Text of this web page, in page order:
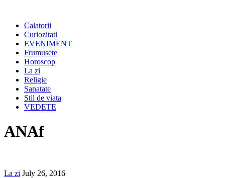
Calatorii
Curiozitati
EVENIMENT
Frumusete
Horoscop
La zi
Religie
Sanatate
Stil de viata
VEDETE
ANAf
La zi July 26, 2016